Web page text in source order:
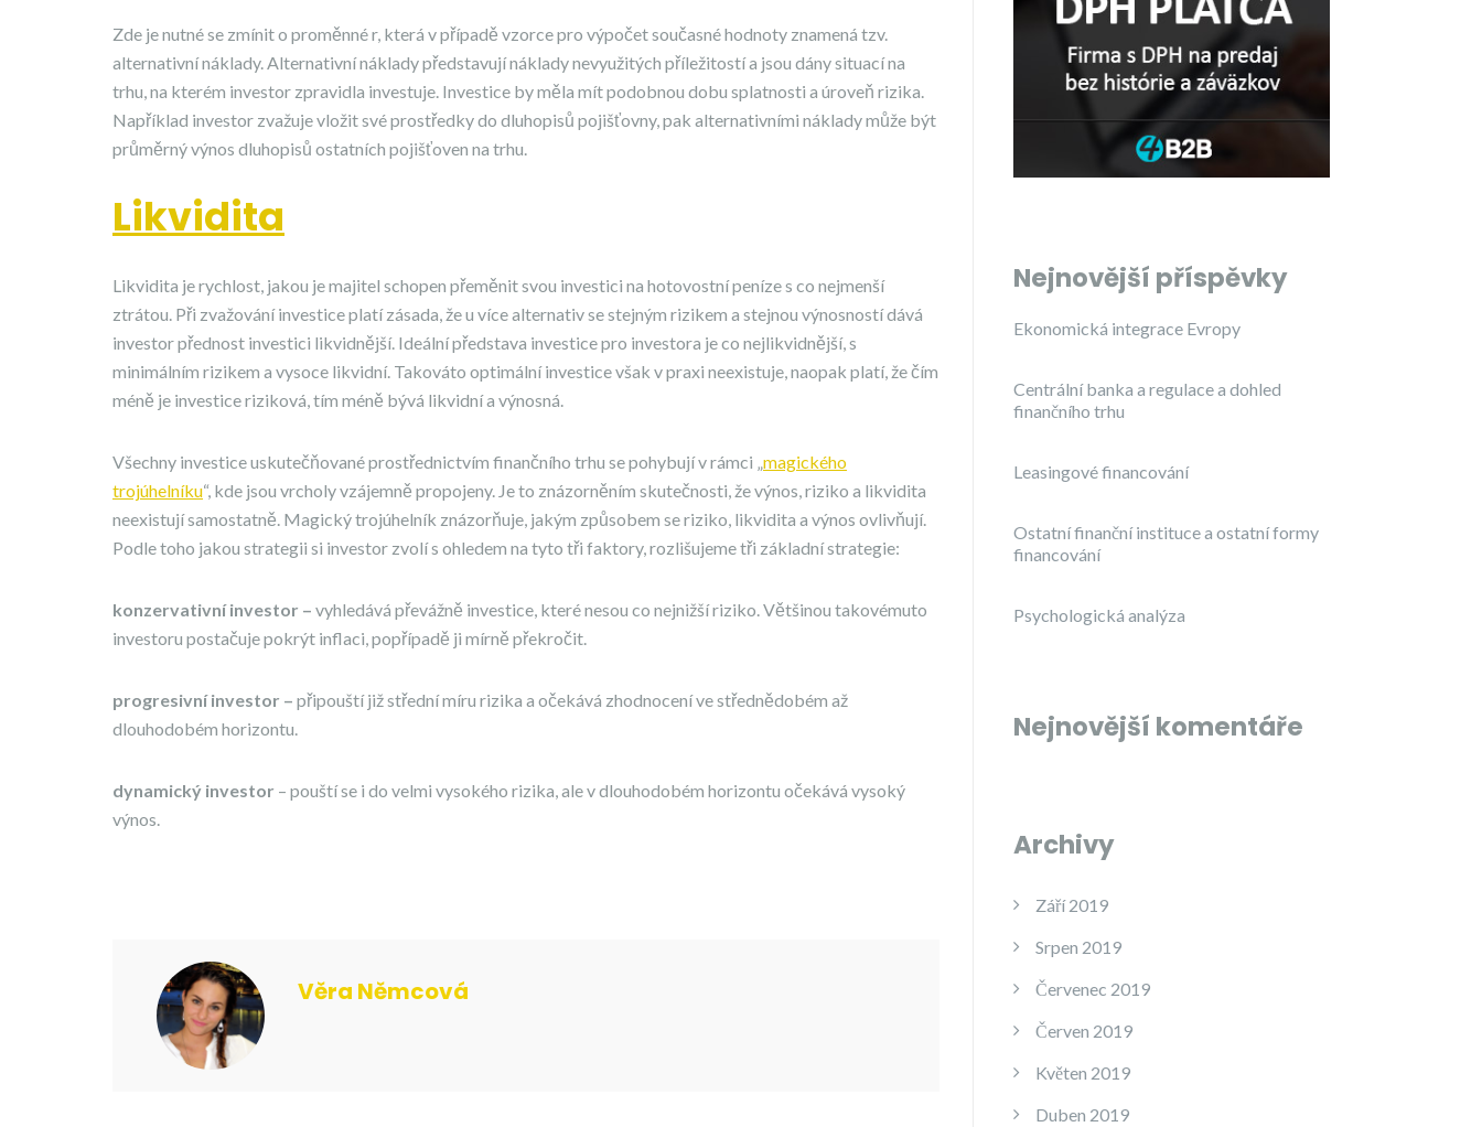
Zde je nutné se zmínit o proměnné r, která v případě vzorce pro výpočet současné hodnoty znamená tzv.
alternativní náklady. Alternativní náklady představují náklady nevyužitých příležitostí a jsou dány situací na
trhu, na kterém investor zpravidla investuje. Investice by měla mít podobnou dobu splatnosti a úroveň rizika.
Například investor zvažuje vložit své prostředky do dluhopisů pojišťovny, pak alternativními náklady může být
průměrný výnos dluhopisů ostatních pojišťoven na trhu.
Likvidita
Likvidita je rychlost, jakou je majitel schopen přeměnit svou investici na hotovostní peníze s co nejmenší
ztrátou. Při zvažování investice platí zásada, že u více alternativ se stejným rizikem a stejnou výnosností dává
investor přednost investici likvidnější. Ideální představa investice pro investora je co nejlikvidnější, s
minimálním rizikem a vysoce likvidní. Takováto optimální investice však v praxi neexistuje, naopak platí, že čím
méně je investice riziková, tím méně bývá likvidní a výnosná.
Všechny investice uskutečňované prostřednictvím finančního trhu se pohybují v rámci „magického
trojúhelníku“, kde jsou vrcholy vzájemně propojeny. Je to znázorněním skutečnosti, že výnos, riziko a likvidita
neexistují samostatně. Magický trojúhelník znázorňuje, jakým způsobem se riziko, likvidita a výnos ovlivňují.
Podle toho jakou strategii si investor zvolí s ohledem na tyto tři faktory, rozlišujeme tři základní strategie:
konzervativní investor – vyhledává převážně investice, které nesou co nejnižší riziko. Většinou takovémuto
investoru postačuje pokrýt inflaci, popřípadě ji mírně překročit.
progresivní investor – připouští již střední míru rizika a očekává zhodnocení ve střednědobém až
dlouhodobém horizontu.
dynamický investor – pouští se i do velmi vysokého rizika, ale v dlouhodobém horizontu očekává vysoký
výnos.
Věra Němcová
Nejnovější příspěvky
Ekonomická integrace Evropy
Centrální banka a regulace a dohled
finančního trhu
Leasingové financování
Ostatní finanční instituce a ostatní formy
financování
Psychologická analýza
Nejnovější komentáře
Archivy
Září 2019
Srpen 2019
Červenec 2019
Červen 2019
Květen 2019
Duben 2019